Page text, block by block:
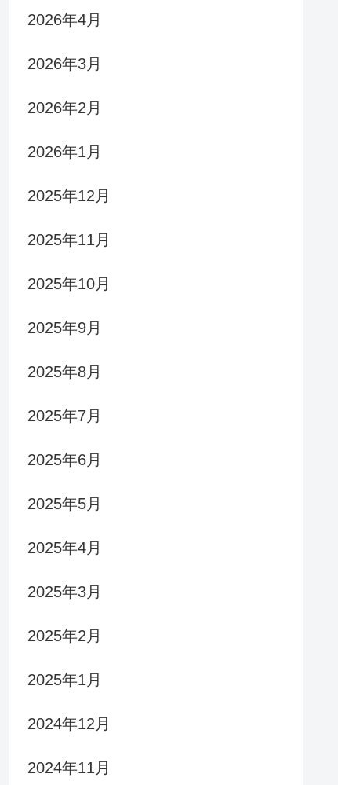
2026年4月
2026年3月
2026年2月
2026年1月
2025年12月
2025年11月
2025年10月
2025年9月
2025年8月
2025年7月
2025年6月
2025年5月
2025年4月
2025年3月
2025年2月
2025年1月
2024年12月
2024年11月